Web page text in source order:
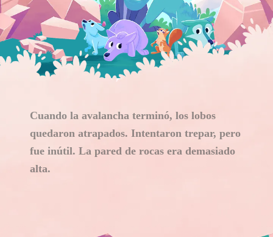
Cuando la avalancha terminó, los lobos
quedaron atrapados. Intentaron trepar, pero
fue inútil. La pared de rocas era demasiado
alta.